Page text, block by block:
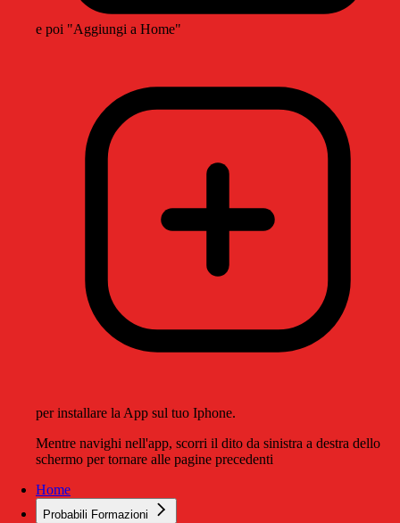
e poi "Aggiungi a Home"
per installare la App sul tuo Iphone.
Mentre navighi nell'app, scorri il dito da sinistra a destra dello
schermo per tornare alle pagine precedenti
Home
Probabili Formazioni